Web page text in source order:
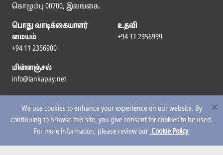
We use cookies to enhance your experience on our website. By
continuing to browse this site, you give consent for cookies to be used.
For more information, please review ourCookie Policy
கொழும்பு 00700, இலங்கை.
பொது வாடிக்கையாளர்
மையம்
+94 11 2356900
உதவி
+94 11 2356999
மின்னஞ்சல்
info@lankapay.net
எம்மைப் பின்தொடர